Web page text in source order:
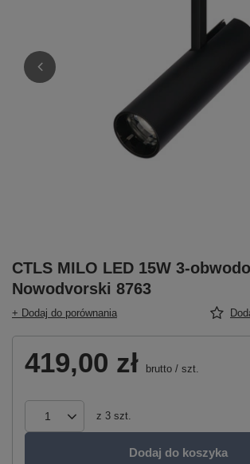
CTLS MILO LED 15W 3-
Nowodvorski 8763
+ Dodaj do porównania
419,00 zł brutto / szt.
z 3 szt.
Dodaj do koszyka